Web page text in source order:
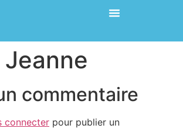
commentaire
connecter pour publier un